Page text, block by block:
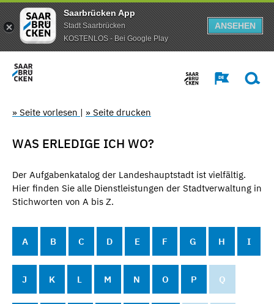
Saarbrücken App
Stadt Saarbrücken
KOSTENLOS - Bei Google Play
ANSEHEN
» Seite vorlesen | » Seite drucken
WAS ERLEDIGE ICH WO?
Der Aufgabenkatalog der Landeshauptstadt ist vielfältig.
Hier finden Sie alle Dienstleistungen der Stadtverwaltung in
Stichworten von A bis Z.
A B C D E F G H I
J K L M N O P Q